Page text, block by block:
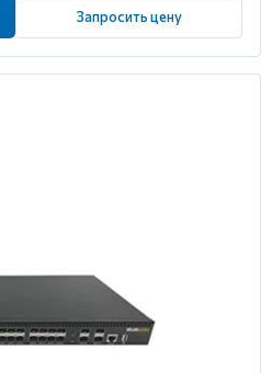
Запросить цену